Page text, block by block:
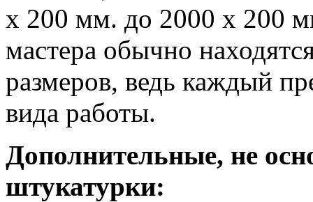
х 200 мм. до 2000 х 200
мастера обычно
размеров, ведь каждый
вида работы.
Дополнительные, не
штукатурки: